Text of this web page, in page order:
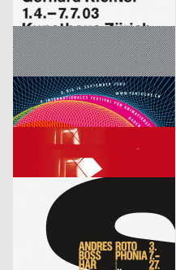
Richter
labor b – Netzwerk für Gestaltung D
2003
Focus Award 2003 – Ausschreibung
Bringolf Irion Vögeli CH
2003
Fantoche 03
blotto design
cyan (Daniela Haufe + Detlef Fiedler) D
2003
20 Jahre Freunde guter Musik